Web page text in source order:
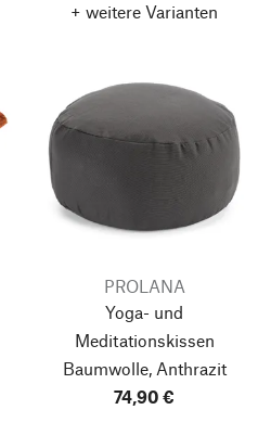
+ weitere Varianten
PROLANA
Yoga- und
Meditationskissen
Baumwolle, Anthrazit
74,90 €